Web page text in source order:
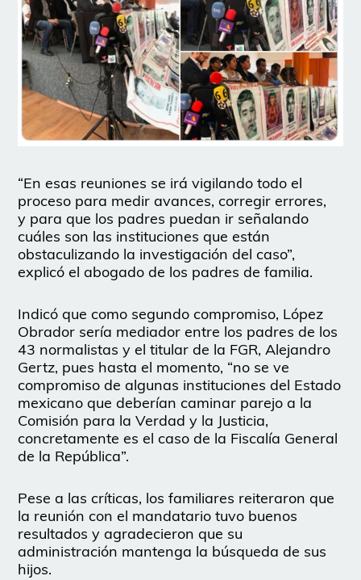
“En esas reuniones se irá vigilando todo el
proceso para medir avances, corregir errores,
y para que los padres puedan ir señalando
cuáles son las instituciones que están
obstaculizando la investigación del caso”,
explicó el abogado de los padres de familia.
Indicó que como segundo compromiso, López
Obrador sería mediador entre los padres de los
43 normalistas y el titular de la FGR, Alejandro
Gertz, pues hasta el momento, “no se ve
compromiso de algunas instituciones del Estado
mexicano que deberían caminar parejo a la
Comisión para la Verdad y la Justicia,
concretamente es el caso de la Fiscalía General
de la República”.
Pese a las críticas, los familiares reiteraron que
la reunión con el mandatario tuvo buenos
resultados y agradecieron que su
administración mantenga la búsqueda de sus
hijos.